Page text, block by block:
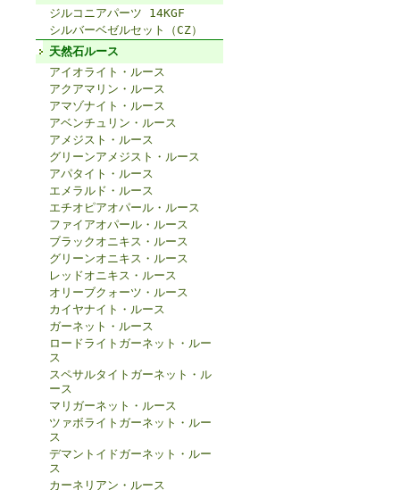
ジルコニアパーツ 14KGF
シルバーベゼルセット（CZ）
天然石ルース
アイオライト・ルース
アクアマリン・ルース
アマゾナイト・ルース
アベンチュリン・ルース
アメジスト・ルース
グリーンアメジスト・ルース
アパタイト・ルース
エメラルド・ルース
エチオピアオパール・ルース
ファイアオパール・ルース
ブラックオニキス・ルース
グリーンオニキス・ルース
レッドオニキス・ルース
オリーブクォーツ・ルース
カイヤナイト・ルース
ガーネット・ルース
ロードライトガーネット・ルー
ス
スペサルタイトガーネット・ル
ース
マリガーネット・ルース
ツァボライトガーネット・ルー
ス
デマントイドガーネット・ルー
ス
カーネリアン・ルース